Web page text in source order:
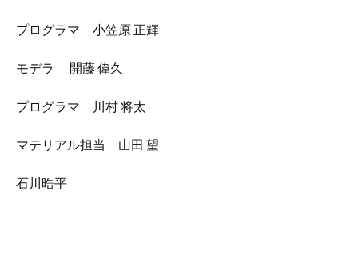
プログラマ 小笠原 正輝
モデラ 開藤 偉久
プログラマ 川村 将太
マテリアル担当 山田 望
石川晧平